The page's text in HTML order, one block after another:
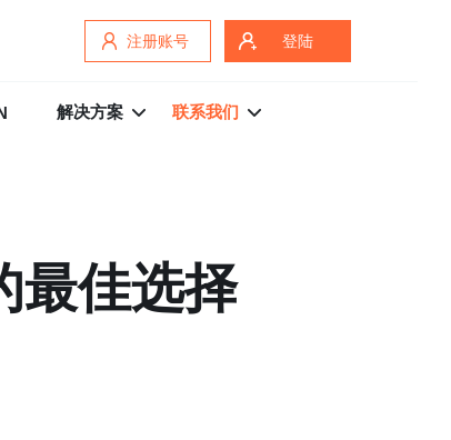
注册账号 登陆
解决方案 联系我们
最佳选择